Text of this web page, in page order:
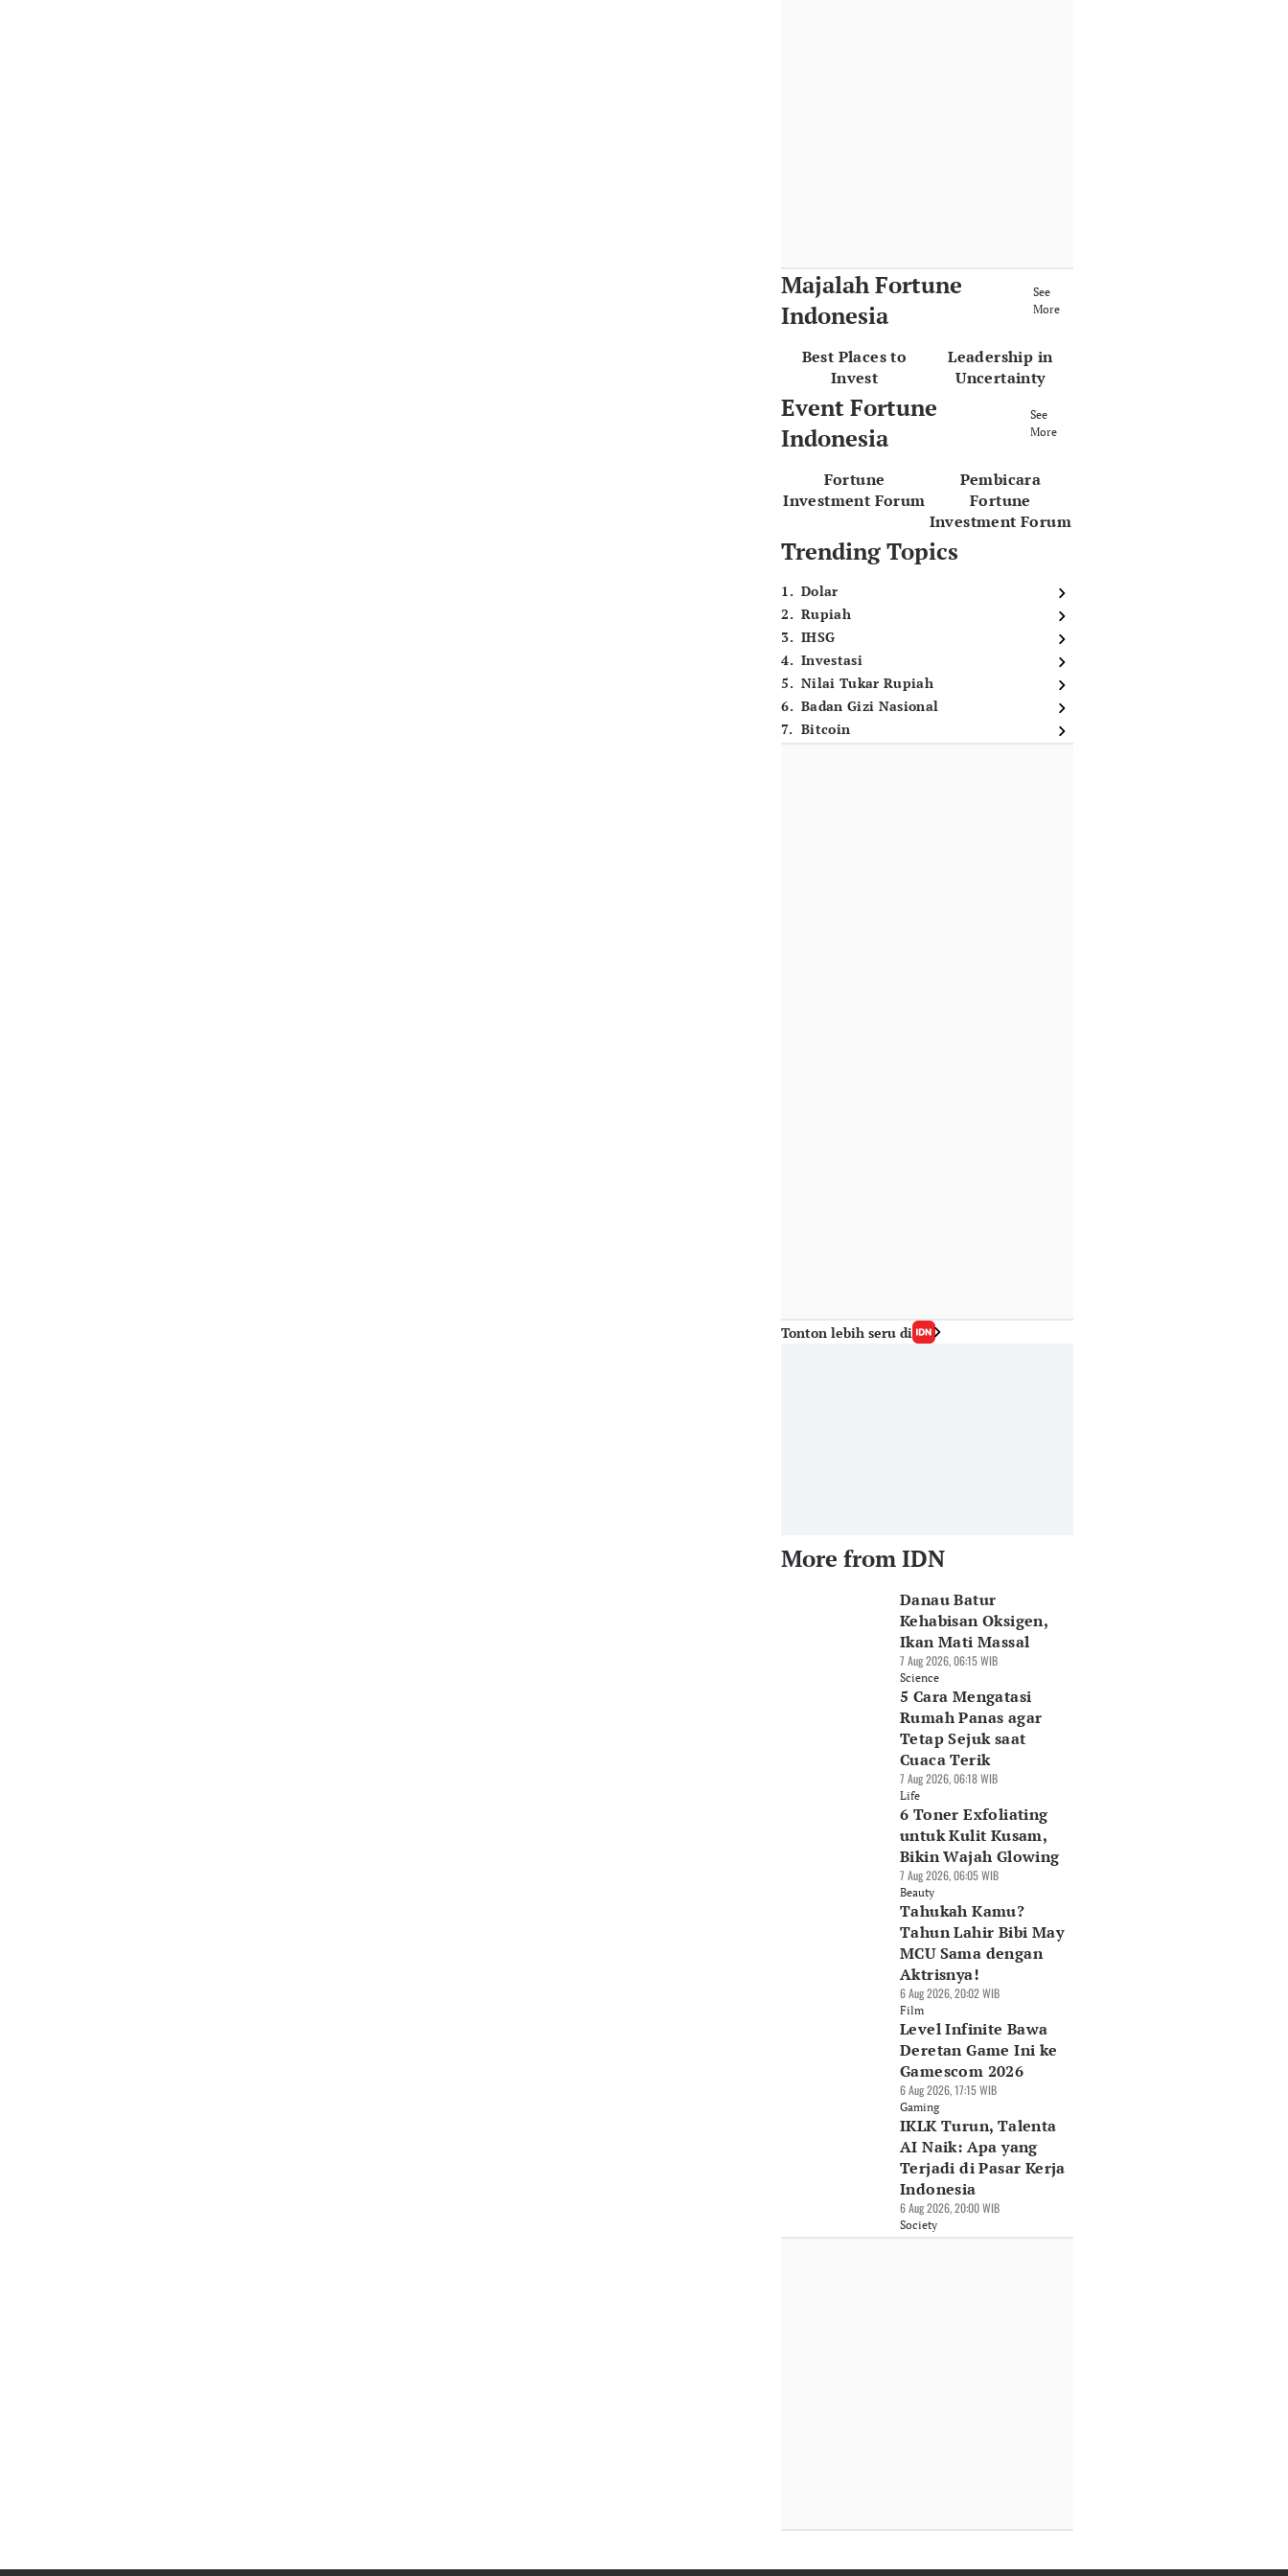
Majalah Fortune
Indonesia
See
More
Best Places to
Invest
Leadership in
Uncertainty
Event Fortune
Indonesia
See
More
Fortune
Investment Forum
Pembicara
Fortune
Investment Forum
Trending Topics
1. Dolar
2. Rupiah
3. IHSG
4. Investasi
5. Nilai Tukar Rupiah
6. Badan Gizi Nasional
7. Bitcoin
Tonton lebih seru di
More from IDN
Danau Batur
Kehabisan Oksigen,
Ikan Mati Massal
7 Aug 2026, 06:15 WIB
Science
5 Cara Mengatasi
Rumah Panas agar
Tetap Sejuk saat
Cuaca Terik
7 Aug 2026, 06:18 WIB
Life
6 Toner Exfoliating
untuk Kulit Kusam,
Bikin Wajah Glowing
7 Aug 2026, 06:05 WIB
Beauty
Tahukah Kamu?
Tahun Lahir Bibi May
MCU Sama dengan
Aktrisnya!
6 Aug 2026, 20:02 WIB
Film
Level Infinite Bawa
Deretan Game Ini ke
Gamescom 2026
6 Aug 2026, 17:15 WIB
Gaming
IKLK Turun, Talenta
AI Naik: Apa yang
Terjadi di Pasar Kerja
Indonesia
6 Aug 2026, 20:00 WIB
Society